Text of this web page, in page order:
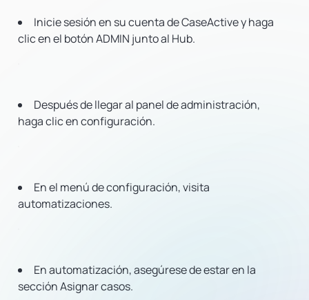
Inicie sesión en su cuenta de CaseActive y haga
clic en el botón ADMIN junto al Hub.
Después de llegar al panel de administración,
haga clic en configuración.
En el menú de configuración, visita
automatizaciones.
En automatización, asegúrese de estar en la
sección Asignar casos.